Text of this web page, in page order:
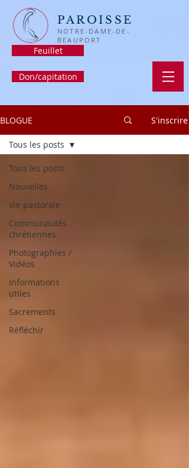
PAROISSE
NOTRE-DAME-DE-
BEAUPORT
Feuillet
Don/capitation
BLOGUE S'inscrire
Tous les posts
Nouvelles
Vie pastorale
Communautés
chrétiennes
Photographies /
Vidéos
Informations
utiles
Sacrements
Réfléchir
Tous les posts